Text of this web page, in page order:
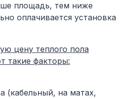
площадь, тем ниже
оплачивается установка
цену теплого пола
такие факторы:
(кабельный, на матах,